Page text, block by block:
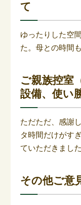
て
ゆったりした空
た。母との時間
ご親族控室
設備、使い
ただただ、感謝
タ時間だけがす
ていただきまし
その他ご意